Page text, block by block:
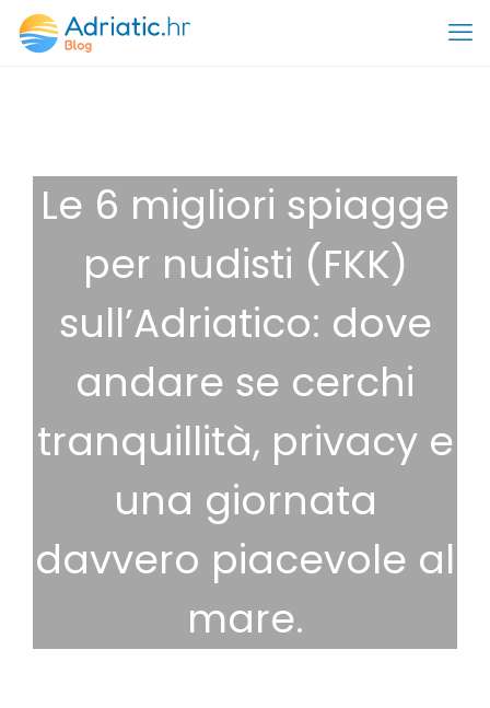
Le 6 migliori spiagge
per nudisti (FKK)
sull’Adriatico: dove
andare se cerchi
tranquillità, privacy e
una giornata
davvero piacevole al
mare.